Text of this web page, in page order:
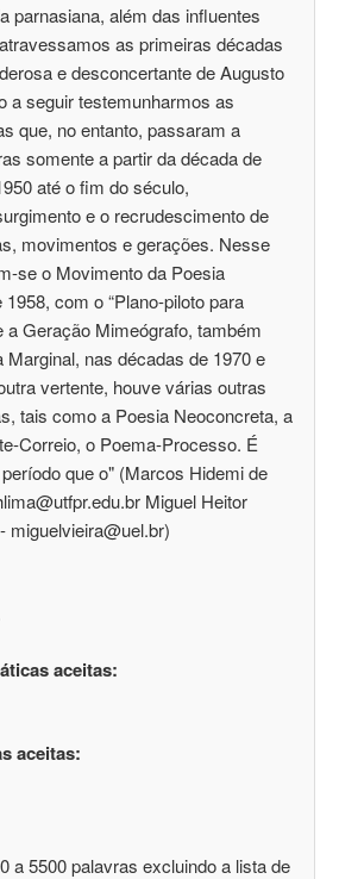
parnasiana, além das influentes
as primeiras décadas
e desconcertante de Augusto
a seguir testemunharmos as
que, no entanto, passaram a
somente a partir da década de
até o fim do século,
e o recrudescimento de
movimentos e gerações. Nesse
se o Movimento da Poesia
com o “Plano-piloto para
a Geração Mimeógrafo, também
nas décadas de 1970 e
vertente, houve várias outras
tais como a Poesia Neoconcreta, a
Correio, o Poema-Processo. É
que o" (Marcos Hidemi de
Miguel Heitor
miguelvieira@uel.br)
aceitas:
aceitas:
a 5500 palavras excluindo a lista de